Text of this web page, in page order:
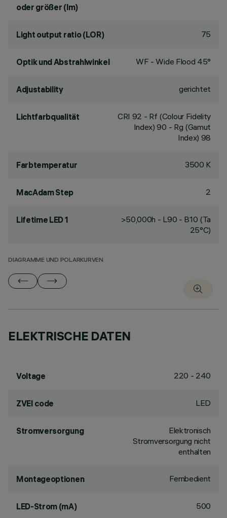
oder größer (lm)
Light output ratio (LOR) 75
Optik und Abstrahlwinkel WF - Wide Flood 45°
Adjustability gerichtet
Lichtfarbqualität CRI 92 - Rf (Colour Fidelity
Index) 90 - Rg (Gamut
Index) 98
Farbtemperatur 3500 K
MacAdam Step 2
Lifetime LED 1
>50,000h - L90 - B10 (Ta
25°C)
DIAGRAMME UND POLARKURVEN
ELEKTRISCHE DATEN
Voltage 220 - 240
ZVEI code LED
Stromversorgung
Elektronisch
Stromversorgung nicht
enthalten
Montageoptionen Fernbedient
LED-Strom (mA) 500